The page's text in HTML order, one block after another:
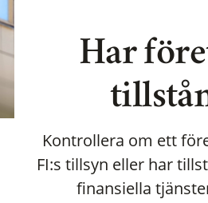
Har
Kontrollera om ett
FI:s tillsyn eller har
finansiella